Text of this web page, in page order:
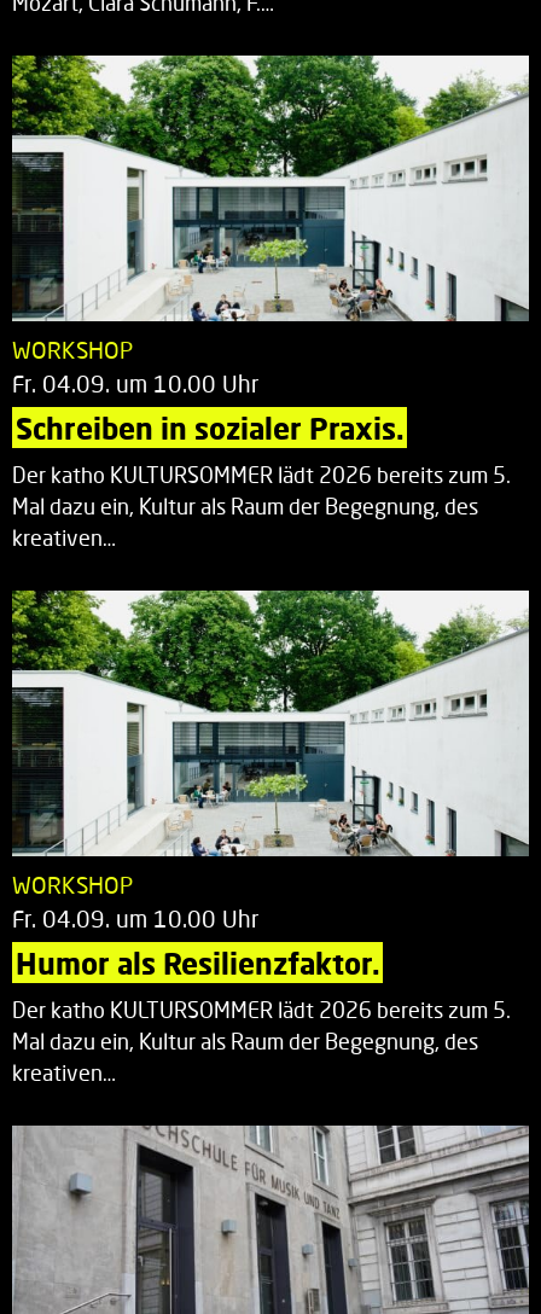
WORKSHOP
Fr. 04.09. um 10.00 Uhr
Schreiben in sozialer Praxis.
Der katho KULTURSOMMER lädt 2026 bereits zum 5.
Mal dazu ein, Kultur als Raum der Begegnung, des
kreativen…
WORKSHOP
Fr. 04.09. um 10.00 Uhr
Humor als Resilienzfaktor.
Der katho KULTURSOMMER lädt 2026 bereits zum 5.
Mal dazu ein, Kultur als Raum der Begegnung, des
kreativen…